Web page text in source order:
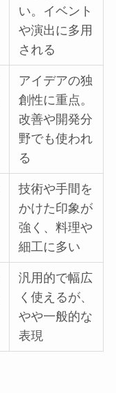
い。イベント
や演出に多用
される
アイデアの独
創性に重点。
改善や開発分
野でも使われ
る
技術や手間を
かけた印象が
強く、料理や
細工に多い
汎用的で幅広
く使えるが、
やや一般的な
表現